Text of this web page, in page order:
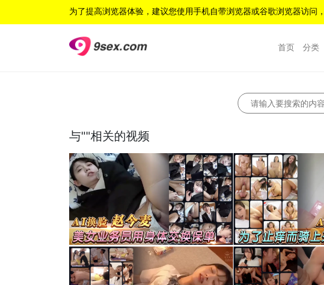
为了提高浏览器体验，建议您使用手机自带浏览器或谷歌浏览器访问，
首页 分类
与""相关的视频